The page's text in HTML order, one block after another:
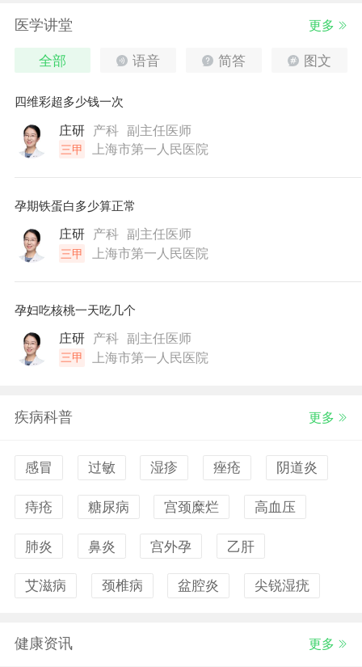
医学讲堂 更多
全部 语音 简答 图文
四维彩超多少钱一次
庄研 产科 副主任医师
三甲 上海市第一人民医院
孕期铁蛋白多少算正常
庄研 产科 副主任医师
三甲 上海市第一人民医院
孕妇吃核桃一天吃几个
庄研 产科 副主任医师
三甲 上海市第一人民医院
疾病科普 更多
感冒 过敏 湿疹 痤疮 阴道炎
痔疮 糖尿病 宫颈糜烂 高血压
肺炎 鼻炎 宫外孕 乙肝
艾滋病 颈椎病 盆腔炎 尖锐湿疣
健康资讯 更多